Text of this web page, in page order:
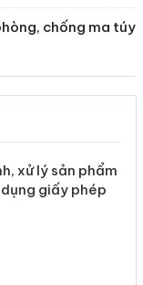
chống ma túy
xử lý sản phẩm
giấy phép